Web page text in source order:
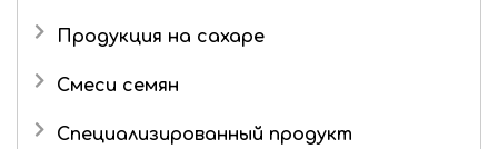
Продукция на сахаре
Драже
Смеси семян
Специализированный продукт